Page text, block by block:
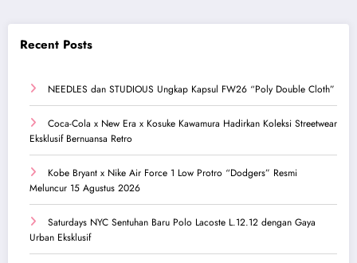
Recent Posts
NEEDLES dan STUDIOUS Ungkap Kapsul FW26 “Poly Double Cloth”
Coca-Cola x New Era x Kosuke Kawamura Hadirkan Koleksi Streetwear
Eksklusif Bernuansa Retro
Kobe Bryant x Nike Air Force 1 Low Protro “Dodgers” Resmi
Meluncur 15 Agustus 2026
Saturdays NYC Sentuhan Baru Polo Lacoste L.12.12 dengan Gaya
Urban Eksklusif